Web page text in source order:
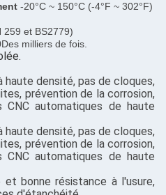
-20°C ~ 150°C (-4°F ~ 302°F)
259 et BS2779)
milliers de fois.
haute densité, pas de cloques,
prévention de la corrosion,
CNC automatiques de haute
haute densité, pas de cloques,
prévention de la corrosion,
CNC automatiques de haute
et bonne résistance à l'usure,